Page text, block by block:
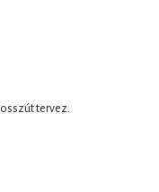
tervez.